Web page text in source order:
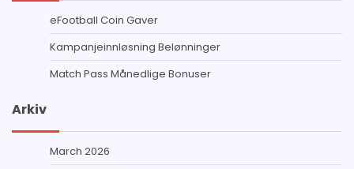
eFootball Coin Gaver
Kampanjeinnløsning Belønninger
Match Pass Månedlige Bonuser
Arkiv
March 2026